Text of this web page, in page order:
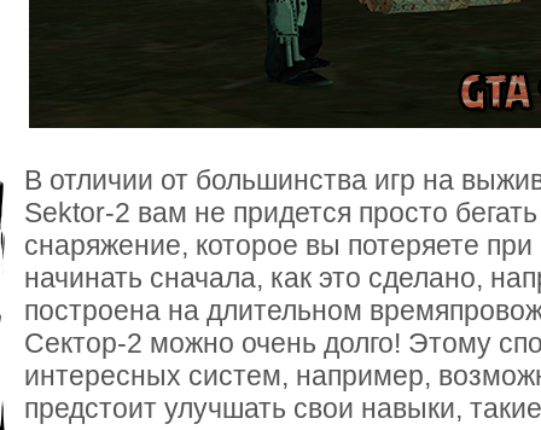
В отличии от большинства игр на
Sektor-2 вам не придется просто
снаряжение, которое вы потеряете
начинать сначала, как это сделано,
построена на длительном
Сектор-2 можно очень долго! Этому
интересных систем, например,
предстоит улучшать свои навыки,